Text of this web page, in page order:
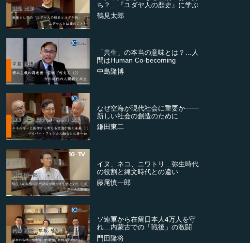
ち？…『ユダヤ人の歴史』に学ぶ
鶴見太郎
「共生」の本当の意味とは？…人
間はHuman Co-becoming
中島隆博
なぜ空海が現代社会に重要か――
新しい社会の創造のために
鎌田東二
イヌ、ネコ、ニワトリ…弥生時代
の役割と縄文時代との違い
藤尾慎一郎
ソ連軍から在留日本人4万人を守
れ…内蒙古での「戦後」の激闘
門田隆将